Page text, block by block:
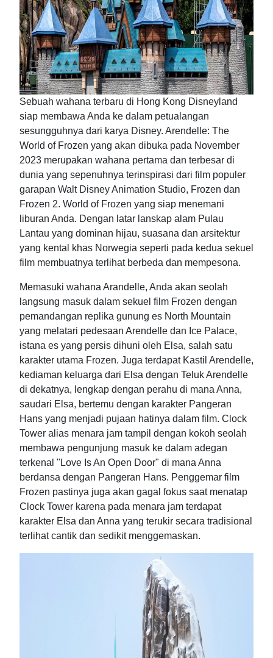
Sebuah wahana terbaru di Hong Kong Disneyland
siap membawa Anda ke dalam petualangan
sesungguhnya dari karya Disney. Arendelle: The
World of Frozen yang akan dibuka pada November
2023 merupakan wahana pertama dan terbesar di
dunia yang sepenuhnya terinspirasi dari film populer
garapan Walt Disney Animation Studio, Frozen dan
Frozen 2. World of Frozen yang siap menemani
liburan Anda. Dengan latar lanskap alam Pulau
Lantau yang dominan hijau, suasana dan arsitektur
yang kental khas Norwegia seperti pada kedua sekuel
film membuatnya terlihat berbeda dan mempesona.
Memasuki wahana Arandelle, Anda akan seolah
langsung masuk dalam sekuel film Frozen dengan
pemandangan replika gunung es North Mountain
yang melatari pedesaan Arendelle dan Ice Palace,
istana es yang persis dihuni oleh Elsa, salah satu
karakter utama Frozen. Juga terdapat Kastil Arendelle,
kediaman keluarga dari Elsa dengan Teluk Arendelle
di dekatnya, lengkap dengan perahu di mana Anna,
saudari Elsa, bertemu dengan karakter Pangeran
Hans yang menjadi pujaan hatinya dalam film. Clock
Tower alias menara jam tampil dengan kokoh seolah
membawa pengunjung masuk ke dalam adegan
terkenal "Love Is An Open Door" di mana Anna
berdansa dengan Pangeran Hans. Penggemar film
Frozen pastinya juga akan gagal fokus saat menatap
Clock Tower karena pada menara jam terdapat
karakter Elsa dan Anna yang terukir secara tradisional
terlihat cantik dan sedikit menggemaskan.